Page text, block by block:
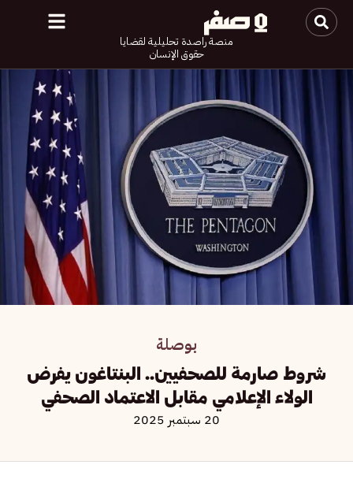
منصة راصدة تحليلية لقضايا
حقوق الإنسان
بوصلة
شروط صارمة للصحفيين.. البنتاغون يفرض
الولاء الإعلامي مقابل الاعتماد الصحفي
20 سبتمبر 2025